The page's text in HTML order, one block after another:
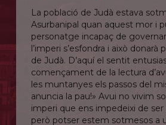
La població de Judà estava
Asurbanipal quan aquest mor i
personatge incapaç de
l’imperi s’esfondra i això donarà
de Judà. D’aquí el sentit
començament de la lectura
les muntanyes els passos del
anuncia la pau!» Avui no vivim
imperi que ens impedeixi de ser
però potser estem sotmesos a